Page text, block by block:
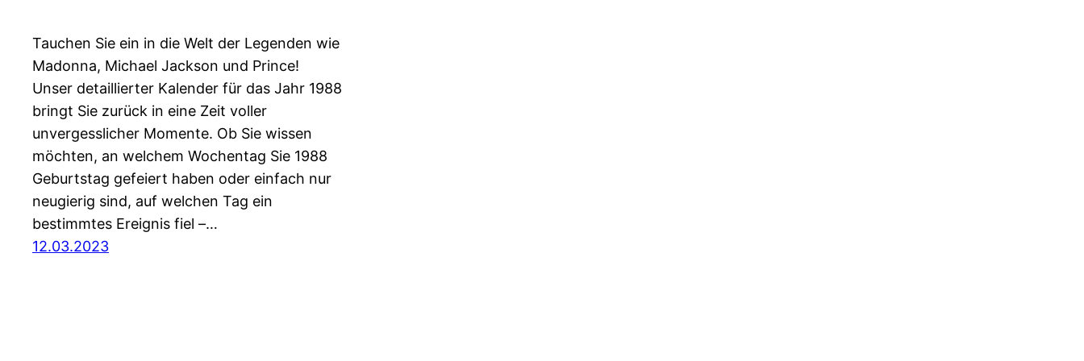
Tauchen Sie ein in die Welt der Legenden wie
Madonna, Michael Jackson und Prince!
Unser detaillierter Kalender für das Jahr 1988
bringt Sie zurück in eine Zeit voller
unvergesslicher Momente. Ob Sie wissen
möchten, an welchem Wochentag Sie 1988
Geburtstag gefeiert haben oder einfach nur
neugierig sind, auf welchen Tag ein
bestimmtes Ereignis fiel –…
12.03.2023